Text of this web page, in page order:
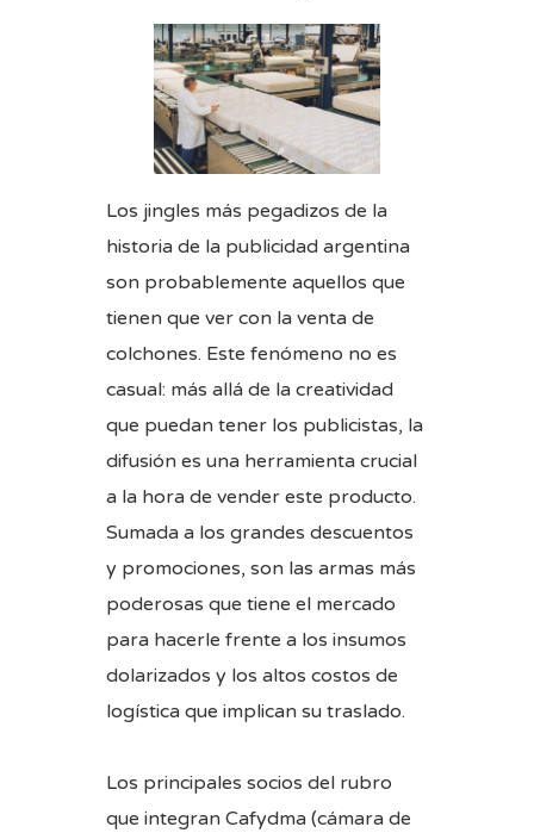
Los jingles más pegadizos de la
historia de la publicidad argentina
son probablemente aquellos que
tienen que ver con la venta de
colchones. Este fenómeno no es
casual: más allá de la creatividad
que puedan tener los publicistas, la
difusión es una herramienta crucial
a la hora de vender este producto.
Sumada a los grandes descuentos
y promociones, son las armas más
poderosas que tiene el mercado
para hacerle frente a los insumos
dolarizados y los altos costos de
logística que implican su traslado.
Los principales socios del rubro
que integran Cafydma (cámara de